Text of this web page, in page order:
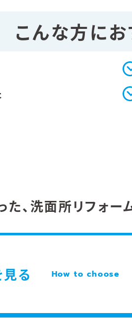
こんな方にお
た、洗面所リフォー
る How to choose